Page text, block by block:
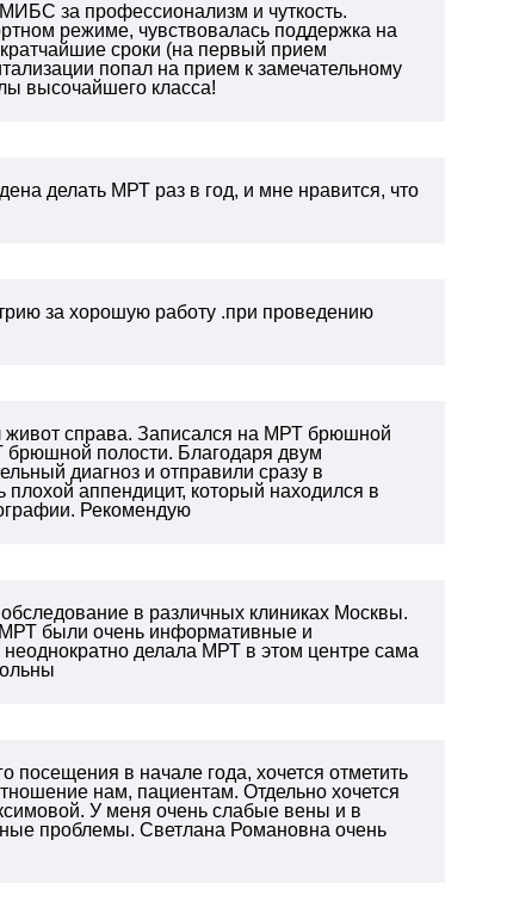
за профессионализм и чуткость.
режиме, чувствовалась поддержка на
сроки (на первый прием
попал на прием к замечательному
высочайшего класса!
делать МРТ раз в год, и мне нравится, что
за хорошую работу .при проведению
живот справа. Записался на МРТ брюшной
брюшной полости. Благодаря двум
диагноз и отправили сразу в
аппендицит, который находился в
Рекомендую
в различных клиниках Москвы.
МРТ были очень информативные и
неоднократно делала МРТ в этом центре сама
в начале года, хочется отметить
нам, пациентам. Отдельно хочется
У меня очень слабые вены и в
проблемы. Светлана Романовна очень